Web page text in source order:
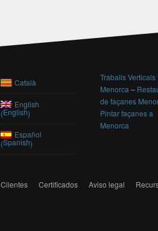
Català
English
(English)
Español
(Spanish)
Traballs Verticals
Menorca –
de façanes
Pintar façanes a
Menorca
Clientes Certificados Aviso legal